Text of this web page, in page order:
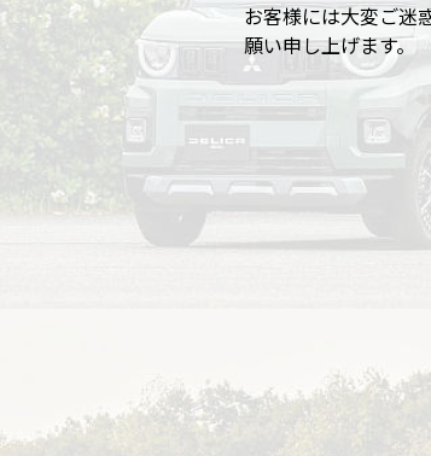
お客様には大変ご迷
願い申し上げます。